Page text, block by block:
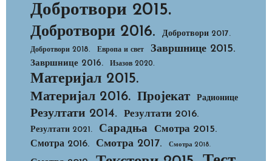
Добротвори 2015.
Добротвори 2016. Добротвори 2017.
Добротвори 2018. Европа и свет Завршнице 2015.
Завршнице 2016. Изазов 2020.
Материјал 2015.
Материјал 2016. Пројекат Радионице
Резултати 2014. Резултати 2016.
Резултати 2021. Сарадња
Смотра 2015.
Смотра 2016.
Смотра 2017. Смотра 2018.